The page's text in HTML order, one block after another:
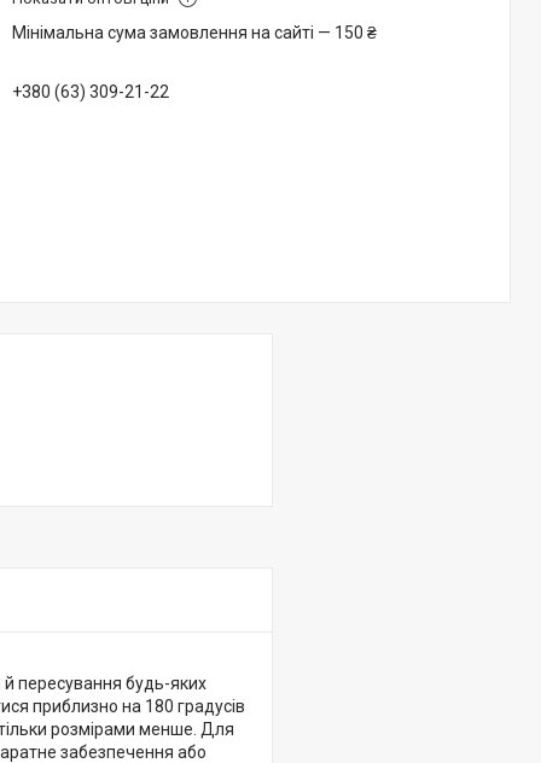
Мінімальна сума замовлення на сайті — 150 ₴
+380 (63) 309-21-22
пересування будь-яких
приблизно на 180 градусів
розмірами менше. Для
забезпечення або